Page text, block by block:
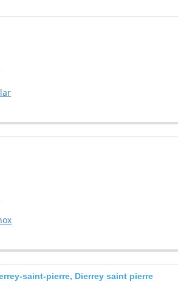
saint-pierre, Dierrey saint pierre